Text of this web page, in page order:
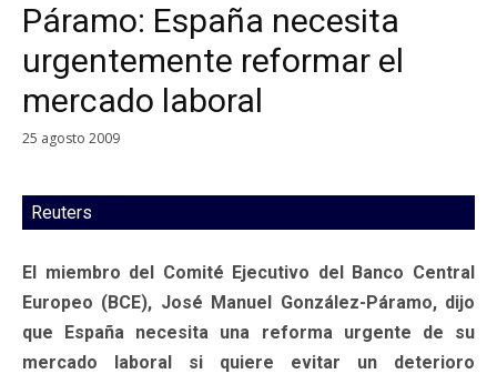
Páramo: España necesita
urgentemente reformar el
mercado laboral
25 agosto 2009
Reuters
El miembro del Comité Ejecutivo del Banco Central
Europeo (BCE), José Manuel González-Páramo, dijo
que España necesita una reforma urgente de su
mercado laboral si quiere evitar un deterioro